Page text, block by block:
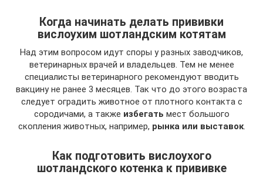
Когда начинать делать прививки
вислоухим шотландским котятам
Над этим вопросом идут споры у разных заводчиков,
ветеринарных врачей и владельцев. Тем не менее
специалисты ветеринарного рекомендуют вводить
вакцину не ранее 3 месяцев. Так что до этого возраста
следует оградить животное от плотного контакта с
сородичами, а также избегать мест большого
скопления животных, например, рынка или выставок.
Как подготовить вислоухого
шотландского котенка к прививке